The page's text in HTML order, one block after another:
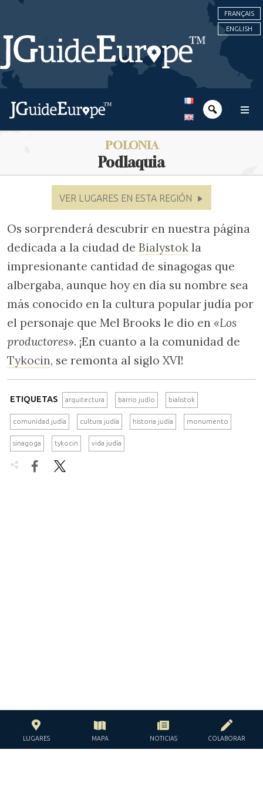
FRANÇAIS
ENGLISH
POLONIA
Podlaquia
VER LUGARES EN ESTA REGIÓN
Os sorprenderá descubrir en nuestra página
dedicada a la ciudad de Bialystok la
impresionante cantidad de sinagogas que
albergaba, aunque hoy en día su nombre sea
más conocido en la cultura popular judía por
el personaje que Mel Brooks le dio en «Los
productores». ¡En cuanto a la comunidad de
Tykocin, se remonta al siglo XVI!
ETIQUETAS arquitectura barrio judío bialistok
comunidad judía cultura judía historia judía monumento
sinagoga tykocin vida judía
 
LUGARES MAPA NOTICIAS COLABORAR